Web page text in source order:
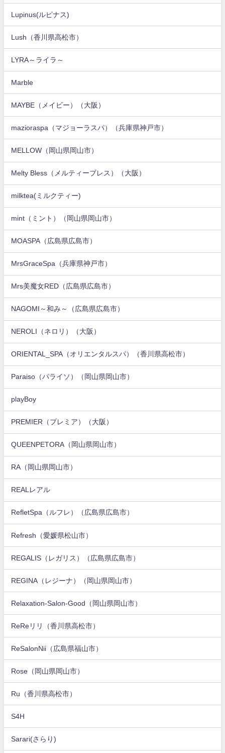
Lupinus(ルピナス)
Lush（香川県高松市）
LYRA～ライラ～
Marble
MAYBE（メイビー）（大阪）
mazioraspa（マジョーラスパ）（兵庫県神戸市）
MELLOW（岡山県岡山市）
Melty Bless（メルティーブレス）（大阪）
milktea(ミルクティー)
mint（ミント）（岡山県岡山市）
MOASPA（広島県広島市）
MrsGraceSpa（兵庫県神戸市）
Mrs美魔女RED（広島県広島市）
NAGOMI～和み～（広島県広島市）
NEROLI（ネロリ）（大阪）
ORIENTAL_SPA（オリエンタルスパ）（香川県高松市）
Paraiso（パライソ）（岡山県岡山市）
playBoy
PREMIER（プレミア）（大阪）
QUEENPETORA（岡山県岡山市）
RA（岡山県岡山市）
REALレアル
RefletSpa（ルフレ）（広島県広島市）
Refresh（愛媛県松山市）
REGALIS（レガリス）（広島県広島市）
REGINA（レジーナ）（岡山県岡山市）
Relaxation-Salon-Good（岡山県岡山市）
ReReリリ（香川県高松市）
ReSalonNii（広島県福山市）
Rose（岡山県岡山市）
Ru（香川県高松市）
S4H
Sarari(さらり)